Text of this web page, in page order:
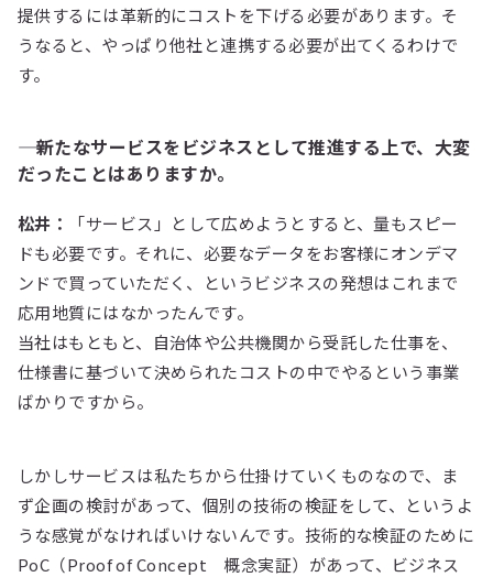
提供するには革新的にコストを下げる必要があります。そ
うなると、やっぱり他社と連携する必要が出てくるわけで
す。
―― 新たなサービスをビジネスとして推進する上で、大変
だったことはありますか。
松井：
「サービス」として広めようとすると、量もスピー
ドも必要です。それに、必要なデータをお客様にオンデマ
ンドで買っていただく、というビジネスの発想はこれまで
応用地質にはなかったんです。
当社はもともと、自治体や公共機関から受託した仕事を、
仕様書に基づいて決められたコストの中でやるという事業
ばかりですから。
しかしサービスは私たちから仕掛けていくものなので、ま
ず企画の検討があって、個別の技術の検証をして、というよ
うな感覚がなければいけないんです。技術的な検証のために
PoC（Proof of Concept 概念実証）があって、ビジネス